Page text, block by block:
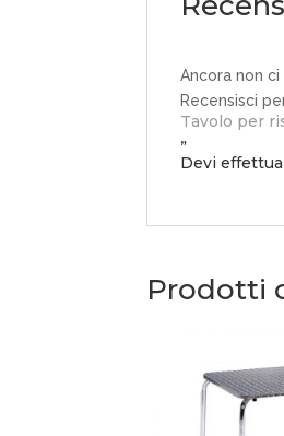
Ancora non ci
Recensisci
Tavolo per
”
Devi
Prodotti